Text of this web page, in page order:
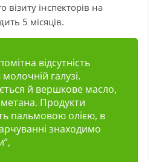
візиту інспекторів на
5 місяців.
відсутність
галузі.
й вершкове масло,
Продукти
пальмовою олією, в
знаходимо